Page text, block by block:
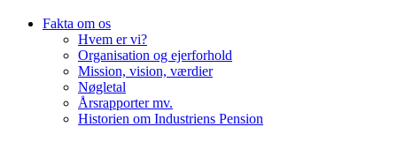
Fakta om os
Hvem er vi?
Organisation og ejerforhold
Mission, vision, værdier
Nøgletal
Årsrapporter mv.
Historien om Industriens Pension